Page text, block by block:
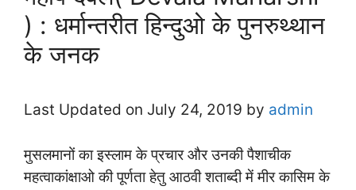
) : धर्मान्तरीत हिन्दुओ के पुनरुथ्थान
के जनक
Last Updated on July 24, 2019 by admin
मुसलमानों का इस्लाम के प्रचार और उनकी पैशाचीक
महत्वाकांक्षाओ की पूर्णता हेतु आठवी शताब्दी में मीर कासिम के